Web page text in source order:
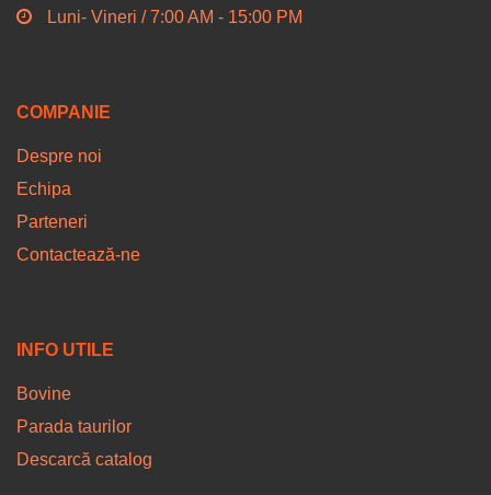
Luni- Vineri / 7:00 AM - 15:00 PM
COMPANIE
Despre noi
Echipa
Parteneri
Contactează-ne
INFO UTILE
Bovine
Parada taurilor
Descarcă catalog